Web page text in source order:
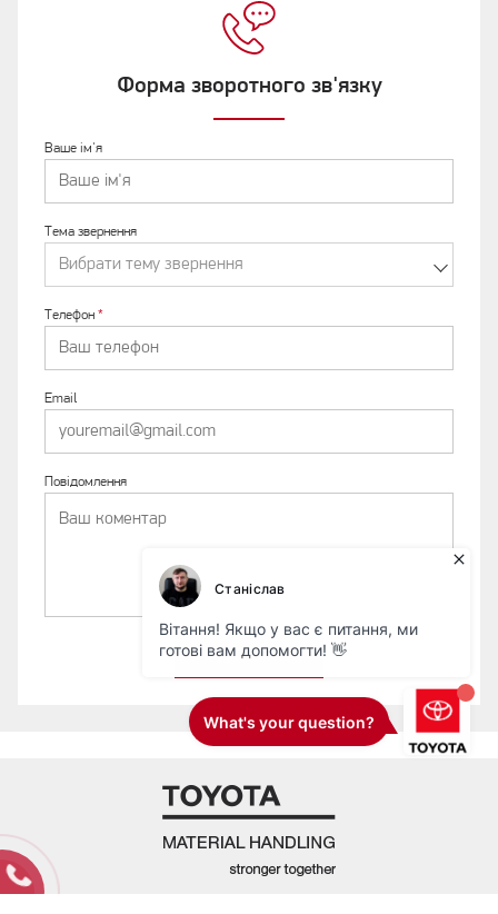
Форма зворотного зв'язку
Ваше ім'я
Тема звернення
Вибрати тему звернення
Телефон *
Email
Повідомлення
ВІДПРАВИТИ